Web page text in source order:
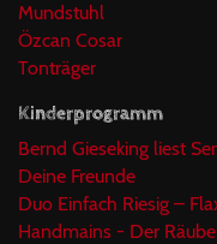
Mundstuhl
Özcan Cosar
Tonträger
Kinderprogramm
Bernd Gieseking liest
Deine Freunde
Duo Einfach Riesig –
Handmains - Der